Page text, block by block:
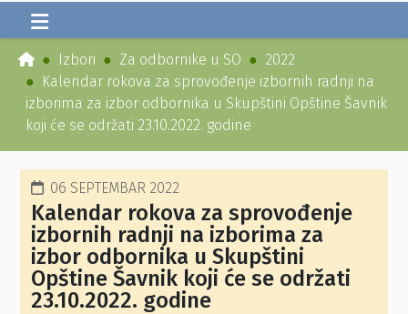
Izbori Za odbornike u SO
2022
Kalendar rokova za sprovođenje izbornih radnji na
izborima za izbor odbornika u Skupštini Opštine Šavnik
koji će se održati 23.10.2022. godine
06 SEPTEMBAR 2022
Kalendar rokova za sprovođenje
izbornih radnji na izborima za
izbor odbornika u Skupštini
Opštine Šavnik koji će se održati
23.10.2022. godine